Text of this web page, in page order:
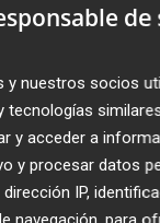
de
y nuestros socios
tecnologías
y acceder a
y procesar datos
IP,